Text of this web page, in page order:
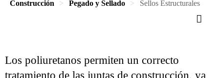
Construcción Pegado y Sellado Sellos Estructurales
Los poliuretanos permiten un correcto
tratamiento de las juntas de construcción, ya